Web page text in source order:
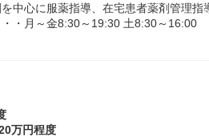
中心に服薬指導、在宅患者薬剤管理指
・月～金8:30～19:30 土8:30～16:00
万円程度